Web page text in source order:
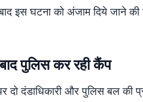
इस घटना को अंजाम दिये जाने
पुलिस कर रही कैंप
दो दंडाधिकारी और पुलिस बल की